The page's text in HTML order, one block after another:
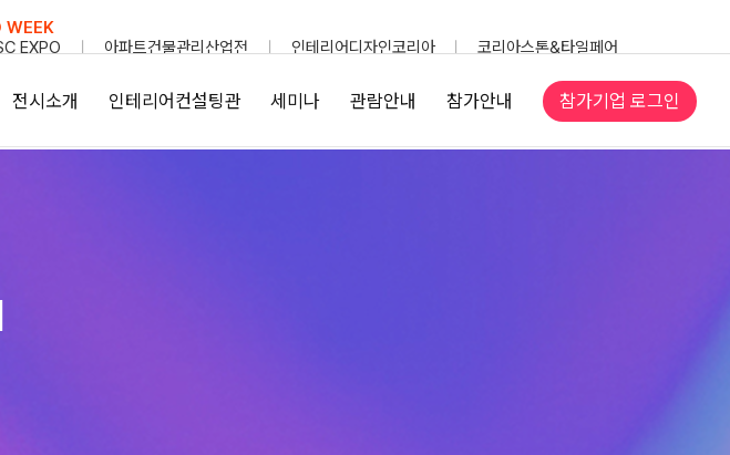
WEEK
EXPO 아파트건물관리산업전 인테리어디자인코리아
코리아스톤&타일페어
전시소개 인테리어컨설팅관 세미나 관람안내 참가안내 참가기업 로그인